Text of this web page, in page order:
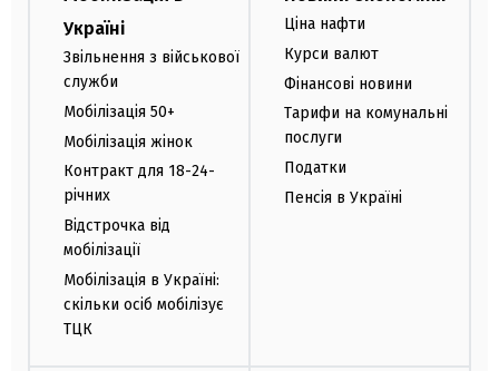
Україні
Звільнення з військової
служби
Мобілізація 50+
Мобілізація жінок
Контракт для 18-24-
річних
Відстрочка від
мобілізації
Мобілізація в Україні:
скільки осіб мобілізує
ТЦК
Ціна нафти
Курси валют
Фінансові новини
Тарифи на комунальні
послуги
Податки
Пенсія в Україні